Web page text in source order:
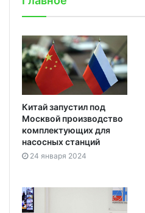
Китай запустил под
Москвой производство
комплектующих для
насосных станций
24 января 2024